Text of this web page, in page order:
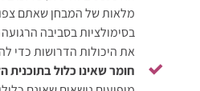
מלאות של המבחן שאתם
בסימולציות בסביבה
את היכולות הדרושות כדי
חומר שאינו כלול בתוכנית